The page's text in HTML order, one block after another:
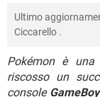
HARDWARE
INSTAGRAM
HARDWARE
iOS
INSTAGRAM
TIKTOK
COVID-19
iOS
INSTAGRAM
GLOSSARIO
COVID-19
INTRATTENIMENTO
Ultimo
Ciccarello .
Pokémon è
riscosso un
console GameBoy